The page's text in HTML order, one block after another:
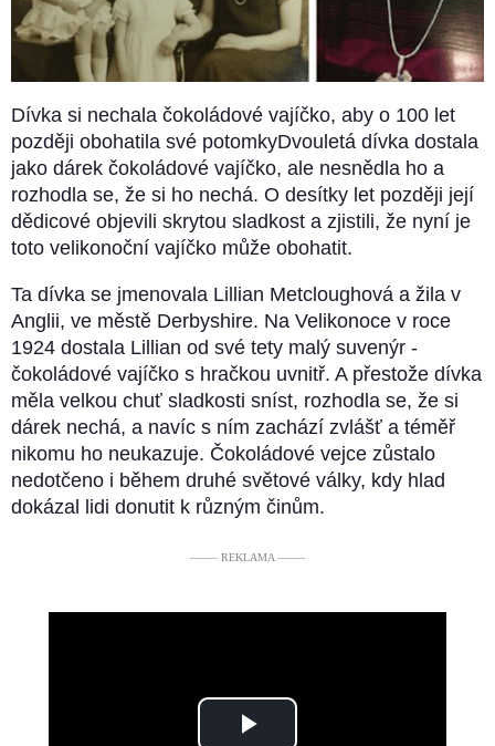
Dívka si nechala čokoládové vajíčko, aby o 100 let
později obohatila své potomkyDvouletá dívka dostala
jako dárek čokoládové vajíčko, ale nesnědla ho a
rozhodla se, že si ho nechá. O desítky let později její
dědicové objevili skrytou sladkost a zjistili, že nyní je
toto velikonoční vajíčko může obohatit.
Ta dívka se jmenovala Lillian Metcloughová a žila v
Anglii, ve městě Derbyshire. Na Velikonoce v roce
1924 dostala Lillian od své tety malý suvenýr -
čokoládové vajíčko s hračkou uvnitř. A přestože dívka
měla velkou chuť sladkosti sníst, rozhodla se, že si
dárek nechá, a navíc s ním zachází zvlášť a téměř
nikomu ho neukazuje. Čokoládové vejce zůstalo
nedotčeno i během druhé světové války, kdy hlad
dokázal lidi donutit k různým činům.
––––– REKLAMA –––––